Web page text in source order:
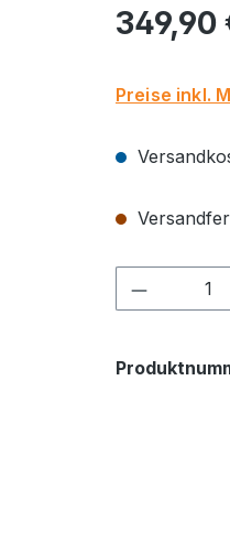
Regulärer
349,90
Preise inkl.